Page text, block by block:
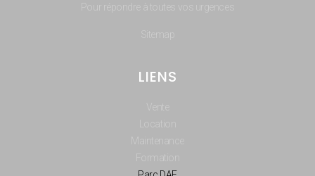
Pour répondre à toutes vos urgences
Sitemap
LIENS
Vente
Location
Maintenance
Formation